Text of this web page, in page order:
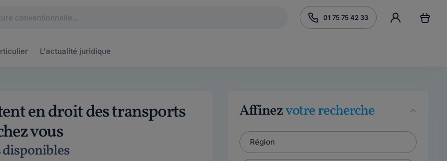
01 75 75 42 33
L'actualité juridique
en droit des transports
vous
disponibles
Affinezvotre recherche